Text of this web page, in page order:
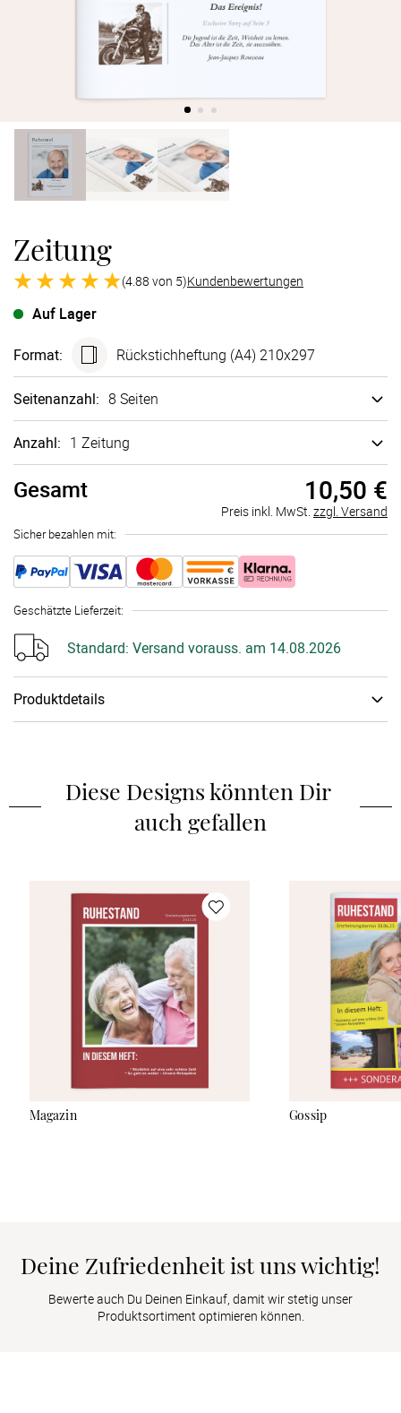
Zeitung
(4.88 von 5)Kundenbewertungen
Auf Lager
Format: Rück­stich­heftung (A4) 210x297
Seitenanzahl: 8 Seiten
Anzahl: 1 Zeitung
Gesamt 10,50 €
Preis inkl. MwSt. zzgl. Versand
Sicher bezahlen mit:
Geschätzte Lieferzeit:
Standard: Versand vorauss. am 14.08.2026
Produktdetails
Layoutvorlagen, die Du ganz nach Deinen Wünschen mit
eigenen Bildern und Texten anpassen kannst. Die Zeitschrift ist
ab 1 Exemplar erhältlich und der Seitenumfang ist flexibel
(170g/m²) gedruckt und mit einer stabilen Rückstichheftung
gebunden. Auf der letzten Seite (Rückseite) wird unten mittig
ein Barcode mit den Maßen (H)1x(B)3,5cm gedruckt. Gefüllt
mit Fotos, Geschichten aus dem Arbeitsleben sowie Anekdoten
von Kolleginnen und Kollegen, Familie und Freunden sorgt die
Ruhestandszeitung beim Beschenkten garantiert für
leuchtende Augen.
Diese Designs könnten Dir
auch gefallen
Magazin Gossip
Deine Zufriedenheit ist uns wichtig!
Bewerte auch Du Deinen Einkauf, damit wir stetig unser
Produktsortiment optimieren können.